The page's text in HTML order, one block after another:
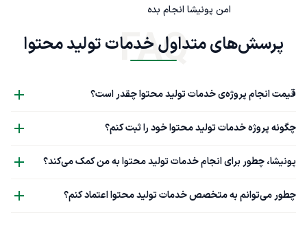
امن پونیشا انجام بده
پرسش‌های متداول خدمات تولید محتوا FAQ
قیمت انجام پروژه‌ی خدمات تولید محتوا چقدر است؟
چگونه پروژه خدمات تولید محتوا خود را ثبت کنم؟
پونیشا، چطور برای انجام خدمات تولید محتوا به من کمک می‌کند؟
چطور می‌توانم به متخصص خدمات تولید محتوا اعتماد کنم؟